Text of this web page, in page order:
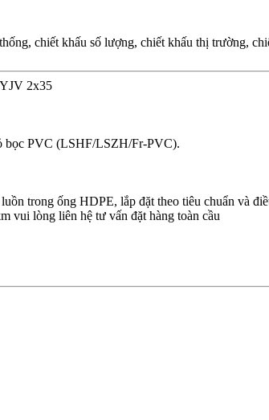
chiết khấu số lượng, chiết khấu thị trường,
2x35
bọc PVC (LSHF/LSZH/Fr-PVC).
trong ống HDPE, lắp đặt theo tiêu chuẩn và
vui lòng liên hệ tư vấn đặt hàng toàn cầu